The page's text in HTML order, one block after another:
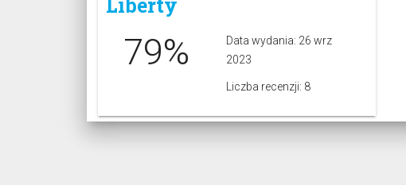
79%
Data wydania: 26 wrz
2023
Liczba recenzji: 8